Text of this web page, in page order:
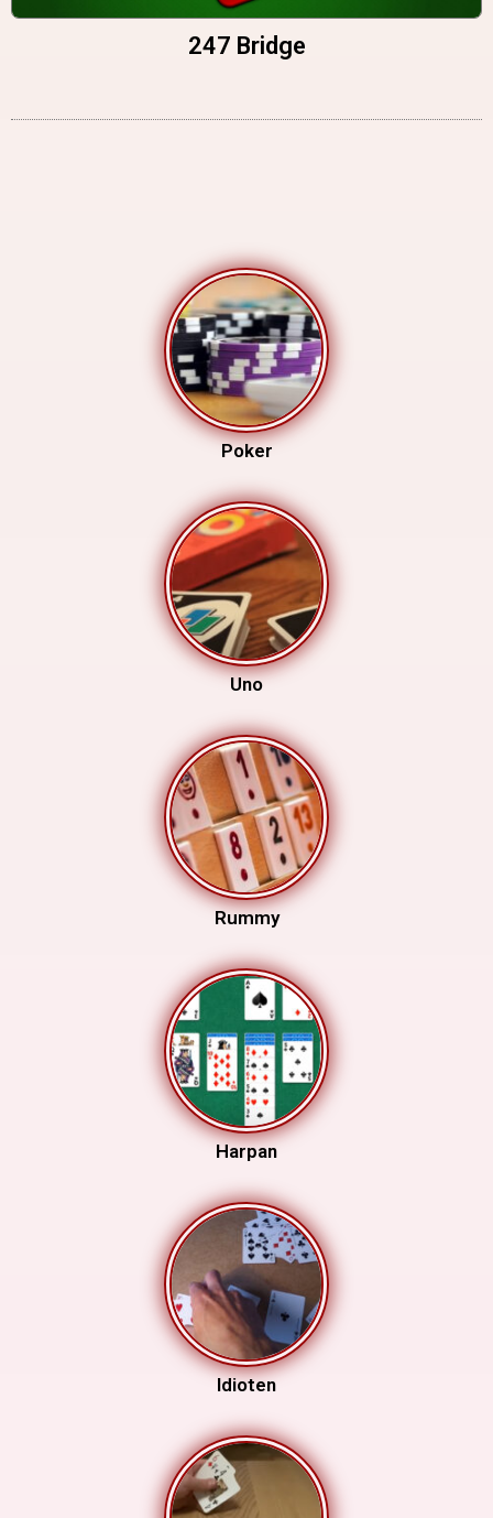
247 Bridge
Poker
Uno
Rummy
Harpan
Idioten